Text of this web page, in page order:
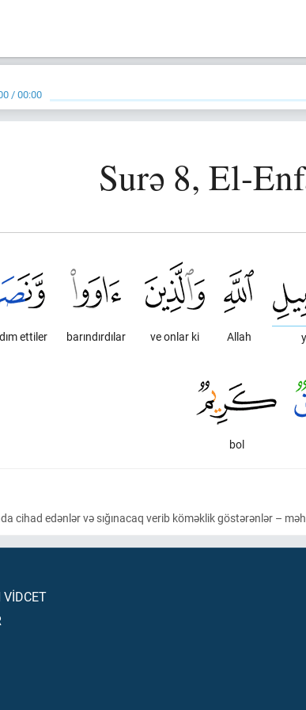
/00:00
Surə 8, El-
Allah
ve onlar ki
barındırdılar
ettiler
bol
cihad edənlər və sığınacaq verib köməklik göstərənlər –